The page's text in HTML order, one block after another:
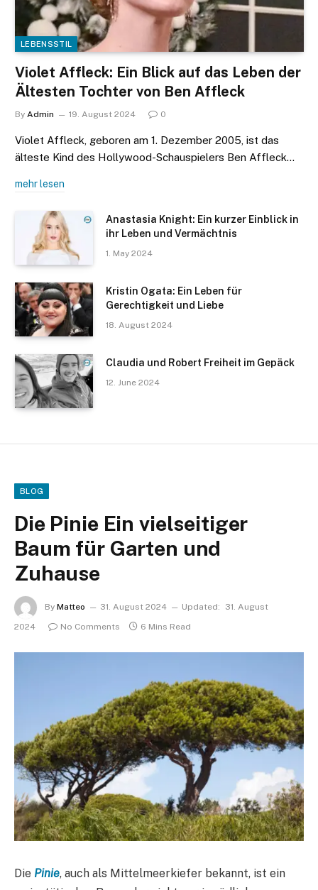
LEBENSSTIL
Violet Affleck: Ein Blick auf das Leben der
Ältesten Tochter von Ben Affleck
By Admin 19. August 2024 0
Violet Affleck, geboren am 1. Dezember 2005, ist das
älteste Kind des Hollywood-Schauspielers Ben Affleck…
mehr lesen
Anastasia Knight: Ein kurzer Einblick in
ihr Leben und Vermächtnis
1. May 2024
Kristin Ogata: Ein Leben für
Gerechtigkeit und Liebe
18. August 2024
Claudia und Robert Freiheit im Gepäck
12. June 2024
BLOG
Die Pinie Ein vielseitiger
Baum für Garten und
Zuhause
By Matteo 31. August 2024 Updated:
31. August
2024
No Comments 6 Mins Read
Die Pinie, auch als Mittelmeerkiefer bekannt, ist ein